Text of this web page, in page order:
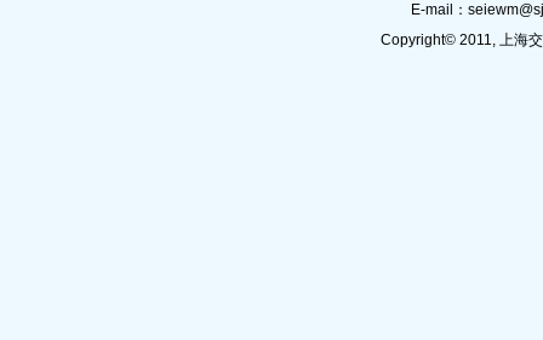
E-mail：
Copyright© 2011, 上海